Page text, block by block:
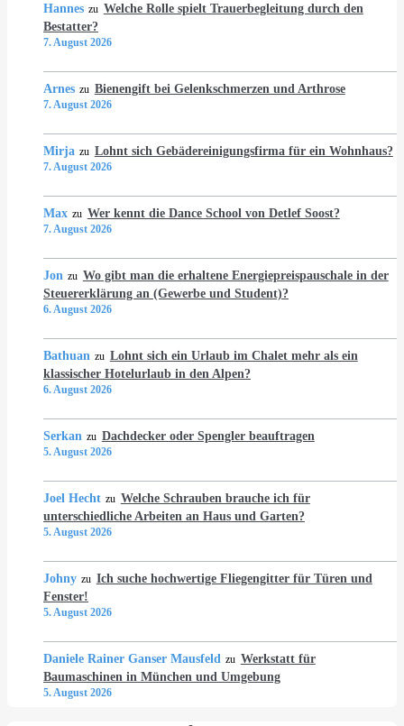
Hannes zu Welche Rolle spielt Trauerbegleitung durch den
Bestatter?
7. August 2026
Arnes zu Bienengift bei Gelenkschmerzen und Arthrose
7. August 2026
Mirja zu Lohnt sich Gebädereinigungsfirma für ein Wohnhaus?
7. August 2026
Max zu Wer kennt die Dance School von Detlef Soost?
7. August 2026
Jon zu Wo gibt man die erhaltene Energiepreispauschale in der
Steuererklärung an (Gewerbe und Student)?
6. August 2026
Bathuan zu Lohnt sich ein Urlaub im Chalet mehr als ein
klassischer Hotelurlaub in den Alpen?
6. August 2026
Serkan zu Dachdecker oder Spengler beauftragen
5. August 2026
Joel Hecht zu Welche Schrauben brauche ich für
unterschiedliche Arbeiten an Haus und Garten?
5. August 2026
Johny zu Ich suche hochwertige Fliegengitter für Türen und
Fenster!
5. August 2026
Daniele Rainer Ganser Mausfeld zu Werkstatt für
Baumaschinen in München und Umgebung
5. August 2026